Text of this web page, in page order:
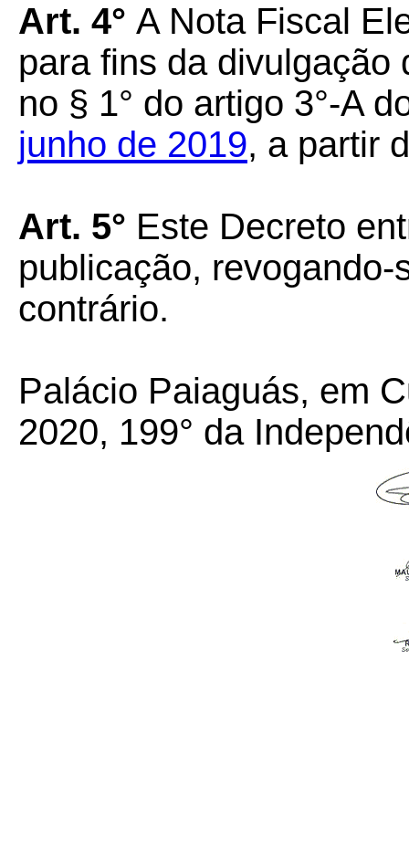
Art. 4° A Nota Fiscal
para fins da divulgação
no § 1° do artigo 3°-A
junho de 2019, a partir
Art. 5° Este Decreto
publicação,
contrário.
Palácio Paiaguás, em
2020, 199° da